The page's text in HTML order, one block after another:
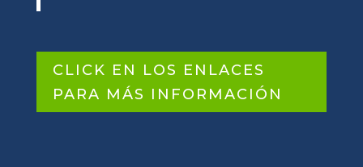
CLICK EN LOS ENLACES
PARA MÁS INFORMACIÓN